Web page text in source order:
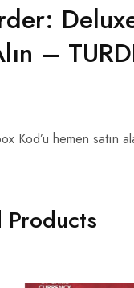
–
Kod’u hemen satın
Products